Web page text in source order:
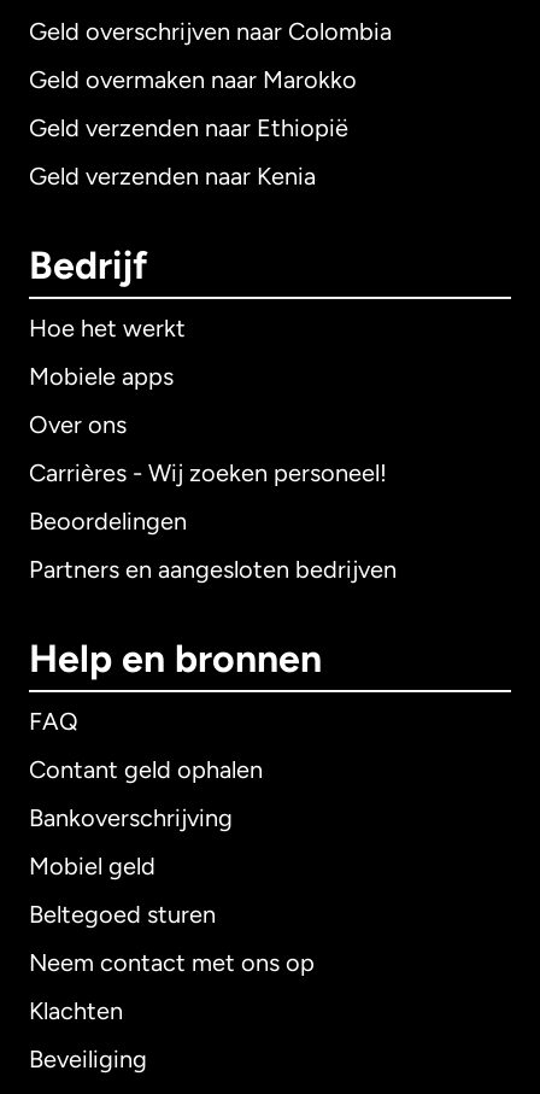
Geld overschrijven naar Colombia
Geld overmaken naar Marokko
Geld verzenden naar Ethiopië
Geld verzenden naar Kenia
Bedrijf
Hoe het werkt
Mobiele apps
Over ons
Carrières - Wij zoeken personeel!
Beoordelingen
Partners en aangesloten bedrijven
Help en bronnen
FAQ
Contant geld ophalen
Bankoverschrijving
Mobiel geld
Beltegoed sturen
Neem contact met ons op
Klachten
Beveiliging